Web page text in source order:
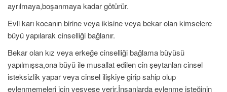
ayrılmaya,boşanmaya kadar götürür.
Evli karı kocanın birine veya ikisine veya bekar olan kimselere
büyü yapılarak cinselliği bağlanır.
Bekar olan kız veya erkeğe cinselliği bağlama büyüsü
yapılmışsa,ona büyü ile musallat edilen cin şeytanları cinsel
isteksizlik yapar veya cinsel ilişkiye girip sahip olup
evlenmemeleri için vesvese verir.İnsanlarda evlenme isteğinin